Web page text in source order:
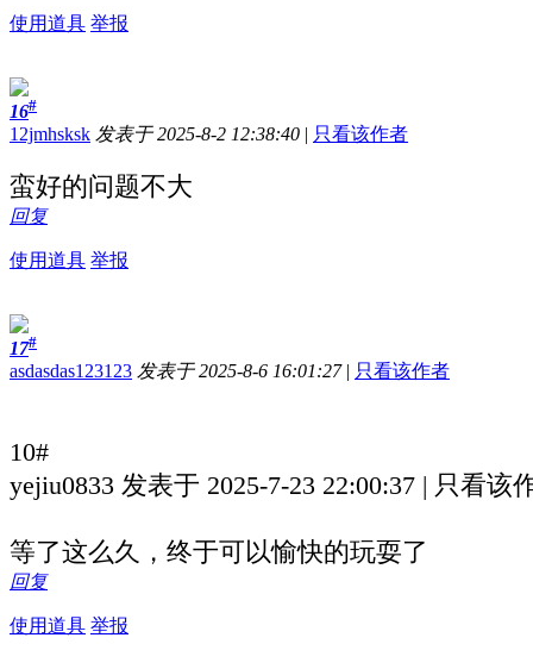
使用道具 举报
16#
12jmhsksk 发表于 2025-8-2 12:38:40 | 只看该作者
蛮好的问题不大
回复
使用道具 举报
17#
asdasdas123123 发表于 2025-8-6 16:01:27 | 只看该作者
10#
yejiu0833 发表于 2025-7-23 22:00:37 | 只看该
等了这么久，终于可以愉快的玩耍了
回复
使用道具 举报